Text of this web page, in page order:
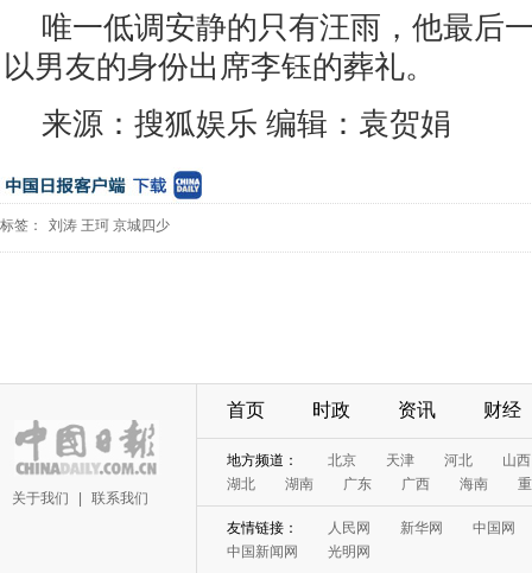
唯一低调安静的只有汪雨，他最后
以男友的身份出席李钰的葬礼。
来源：搜狐娱乐 编辑：袁贺娟
标签： 刘涛 王珂 京城四少
关于我们 联系我们
首页 时政 资讯 财经
地方频道： 北京 天津 河北
山西
湖北
湖南 广东 广西 海南
友情链接： 人民网 新华网
中国网
中国新闻网
光明网